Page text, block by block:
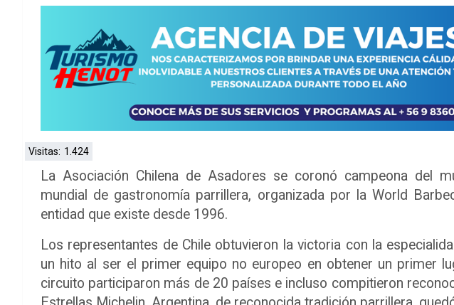
Visitas: 1.424
La Asociación Chilena de Asadores se coronó campeona del
mundial de gastronomía parrillera, organizada por la World
entidad que existe desde 1996.
Los representantes de Chile obtuvieron la victoria con la
un hito al ser el primer equipo no europeo en obtener un primer
circuito participaron más de 20 países e incluso compitieron